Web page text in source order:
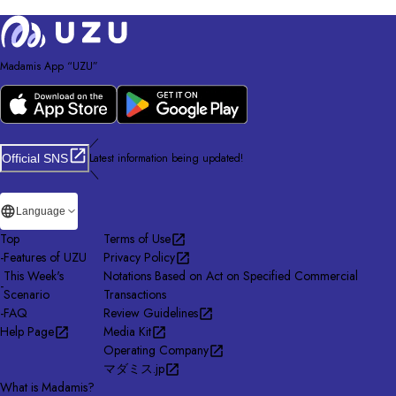
Madamis App “UZU”
Official SNS
／
Latest information being updated!
＼
Language
Top
-Features of UZU
-
This Week's
Scenario
-FAQ
Help Page
Terms of Use
Privacy Policy
Notations Based on Act on Specified Commercial
Transactions
Review Guidelines
Media Kit
Operating Company
マダミス.jp
What is Madamis?